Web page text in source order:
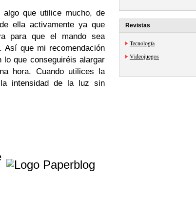
que utilice mucho, de
ella activamente ya que
para que el mando sea
Así que mi recomendación
que conseguiréis alargar
hora. Cuando utilices la
intensidad de la luz sin
Revistas
Tecnología
Videojuegos